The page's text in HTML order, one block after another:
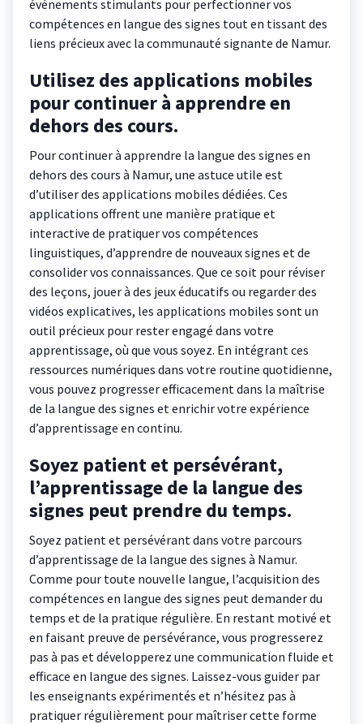
événements stimulants pour perfectionner vos
compétences en langue des signes tout en tissant des
liens précieux avec la communauté signante de Namur.
Utilisez des applications mobiles
pour continuer à apprendre en
dehors des cours.
Pour continuer à apprendre la langue des signes en
dehors des cours à Namur, une astuce utile est
d’utiliser des applications mobiles dédiées. Ces
applications offrent une manière pratique et
interactive de pratiquer vos compétences
linguistiques, d’apprendre de nouveaux signes et de
consolider vos connaissances. Que ce soit pour réviser
des leçons, jouer à des jeux éducatifs ou regarder des
vidéos explicatives, les applications mobiles sont un
outil précieux pour rester engagé dans votre
apprentissage, où que vous soyez. En intégrant ces
ressources numériques dans votre routine quotidienne,
vous pouvez progresser efficacement dans la maîtrise
de la langue des signes et enrichir votre expérience
d’apprentissage en continu.
Soyez patient et persévérant,
l’apprentissage de la langue des
signes peut prendre du temps.
Soyez patient et persévérant dans votre parcours
d’apprentissage de la langue des signes à Namur.
Comme pour toute nouvelle langue, l’acquisition des
compétences en langue des signes peut demander du
temps et de la pratique régulière. En restant motivé et
en faisant preuve de persévérance, vous progresserez
pas à pas et développerez une communication fluide et
efficace en langue des signes. Laissez-vous guider par
les enseignants expérimentés et n’hésitez pas à
pratiquer régulièrement pour maîtriser cette forme